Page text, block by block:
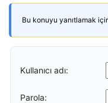
Bu konuyu yanıtlamak
Kullanıcı adı:
Parola: